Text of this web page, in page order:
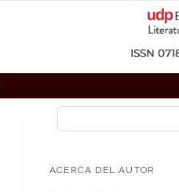
ACERCA DEL AUTOR